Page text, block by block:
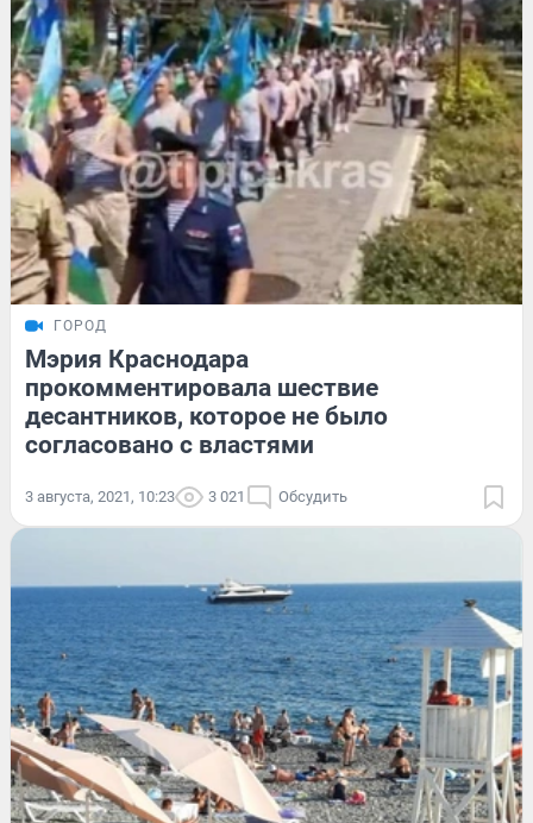
ГОРОД
Мэрия Краснодара
прокомментировала шествие
десантников, которое не было
согласовано с властями
3 августа, 2021, 10:23 3 021 Обсудить